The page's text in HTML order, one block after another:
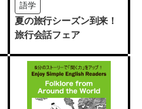
語学
夏の旅行シーズン到来！
旅行会話フェア